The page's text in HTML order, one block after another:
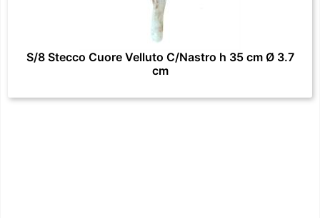
S/8 Stecco Cuore Velluto C/Nastro h 35 cm Ø 3.7
cm